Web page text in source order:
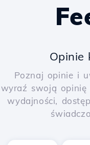
Opinie
Poznaj opinie i
wyraź swoją opinię
wydajności,